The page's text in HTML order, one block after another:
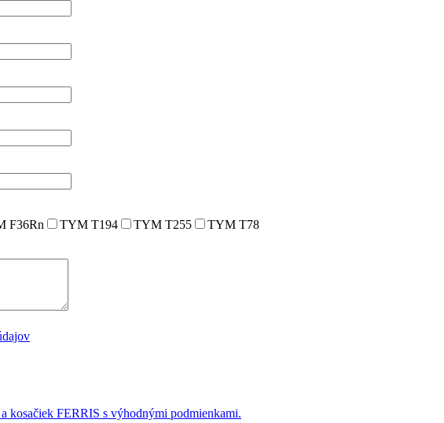
F36Rn TYM T194 TYM T255
TYM T78
kosačiek FERRIS s výhodnými podmienkami.